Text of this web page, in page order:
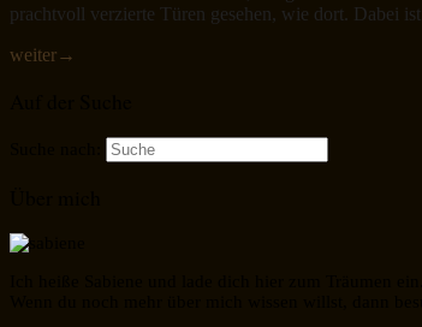
prachtvoll verzierte Türen gesehen, wie dort. Dabei
weiter→